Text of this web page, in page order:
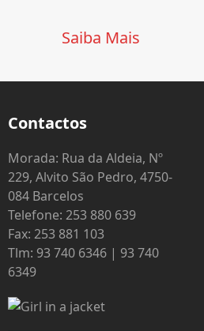
Saiba Mais
Contactos
Morada: Rua da Aldeia, Nº
229, Alvito São Pedro, 4750-
084 Barcelos
Telefone: 253 880 639
Fax: 253 881 103
Tlm: 93 740 6346 | 93 740
6349